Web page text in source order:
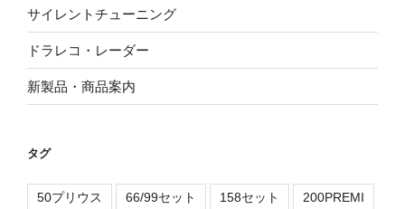
サイレントチューニング
ドラレコ・レーダー
新製品・商品案内
タグ
50プリウス 66/99セット 158セット 200PREMI